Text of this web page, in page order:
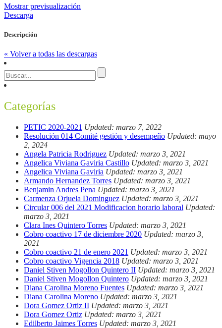
Mostrar previsualización
Descarga
Descripción
« Volver a todas las descargas
Categorías
PETIC 2020-2021 Updated: marzo 7, 2022
Resolución 014 Comité gestión y desempeño Updated: mayo
2, 2024
Angela Patricia Rodriguez Updated: marzo 3, 2021
Angelica Viviana Gaviria Castillo Updated: marzo 3, 2021
Angelica Viviana Gaviria Updated: marzo 3, 2021
Armando Hernandez Torres Updated: marzo 3, 2021
Benjamin Andres Pena Updated: marzo 3, 2021
Carmenza Orjuela Dominguez Updated: marzo 3, 2021
Circular 006 del 2021 Modificacion horario laboral Updated:
marzo 3, 2021
Clara Ines Quintero Torres Updated: marzo 3, 2021
Cobro coactivo 17 de diciembre 2020 Updated: marzo 3,
2021
Cobro coactivo 21 de enero 2021 Updated: marzo 3, 2021
Cobro coactivo Vigencia 2018 Updated: marzo 3, 2021
Daniel Stiven Mogollon Quintero II Updated: marzo 3, 2021
Daniel Stiven Mogollon Quintero Updated: marzo 3, 2021
Diana Carolina Moreno Fuentes Updated: marzo 3, 2021
Diana Carolina Moreno Updated: marzo 3, 2021
Dora Gomez Ortiz II Updated: marzo 3, 2021
Dora Gomez Ortiz Updated: marzo 3, 2021
Edilberto Jaimes Torres Updated: marzo 3, 2021